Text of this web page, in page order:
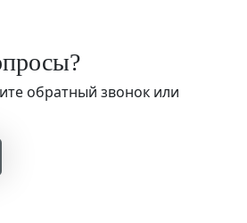
обратный звонок или